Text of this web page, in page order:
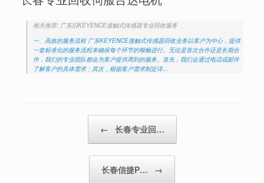
相关推荐: 广东旧KEYENCE接触式传感器专业回收服务
一、高效的服务流程 广东KEYENCE接触式传感器回收业务以客户为中心，提供
一套标准化的服务流程来确保每个环节的顺畅进行。无论是首次合作还是长期合
作，我们的专业团队都会为客户提供周到的服务。首先，我们会通过电话或邮件
了解客户的具体需求；其次，根据客户需求制定详…
← 长春专业回…
长春信捷P… →